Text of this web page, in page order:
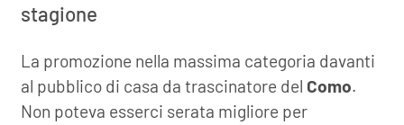
stagione
La promozione nella massima categoria davanti
al pubblico di casa da trascinatore del Como.
Non poteva esserci serata migliore per